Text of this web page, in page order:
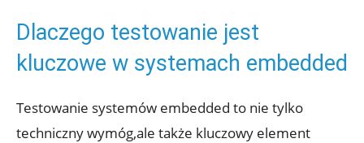
Dlaczego testowanie jest
kluczowe w systemach embedded
Testowanie systemów embedded to nie tylko
techniczny wymóg,ale także kluczowy element